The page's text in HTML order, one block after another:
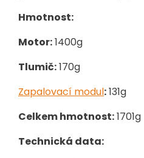
Hmotnost:
Motor:1400g
Tlumič:170g
Zapalovací modul:131g
Celkem hmotnost:1701g
Technická data: